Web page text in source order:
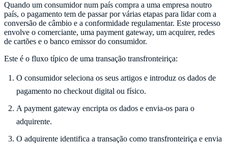
Quando um consumidor num país compra a uma empresa noutro
país, o pagamento tem de passar por várias etapas para lidar com a
conversão de câmbio e a conformidade regulamentar. Este processo
envolve o comerciante, uma payment gateway, um acquirer, redes
de cartões e o banco emissor do consumidor.
Este é o fluxo típico de uma transação transfronteiriça:
O consumidor seleciona os seus artigos e introduz os dados de
pagamento no checkout digital ou físico.
A payment gateway encripta os dados e envia-os para o
adquirente.
O adquirente identifica a transação como transfronteiriça e envia